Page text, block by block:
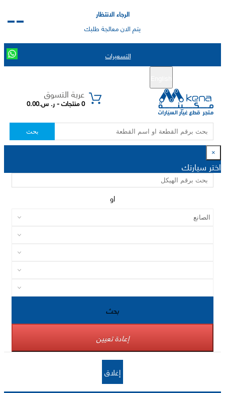
الرجاء الانتظار
يتم الان معالجة طلبك
التسعيرات
عربة التسوق
0 منتجات - ر. س.0.00
بحث
×
اختر سيارتك
او
بحث
إعادة تعيين
إغلاق